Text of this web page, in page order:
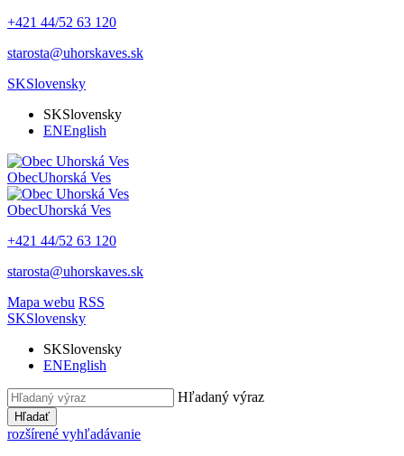
+421 44/52 63 120
starosta@uhorskaves.sk
SKSlovensky
SKSlovensky
ENEnglish
ObecUhorská Ves
ObecUhorská Ves
+421 44/52 63 120
starosta@uhorskaves.sk
Mapa webu RSS
SKSlovensky
SKSlovensky
ENEnglish
Hľadaný výraz
Hľadať
rozšírené vyhľadávanie